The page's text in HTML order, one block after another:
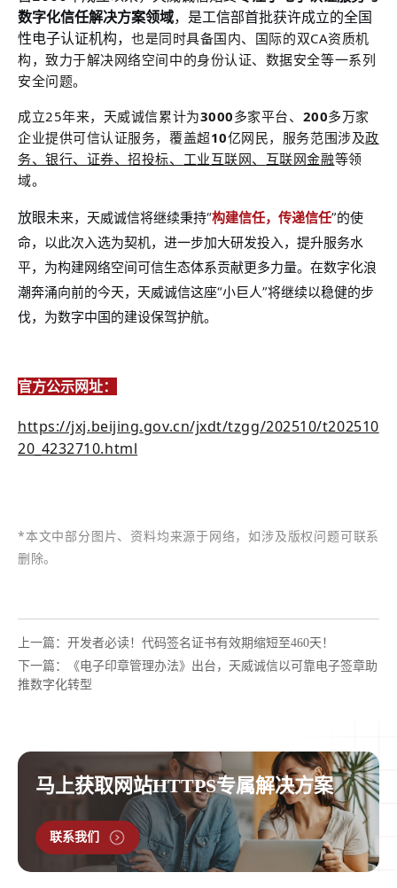
数字化信任解决方案领域，是工信部首批获许成立的全国
性电子认证机构， 也是同时具备国内、国际的双CA资质机
构，致力于解决网络空间中的身份认证、数据安全等一系列
安全问题。
成立25年来，天威诚信累计为3000多家平台、 200多万家
企业提供可信认证服务，覆盖超10亿网民， 服务范围涉及政
务、银行、证券、招投标、 工业互联网、 互联网金融等领
域。
放眼未来，天威诚信将继续秉持“构建信任，传递信任”的使
命，以此次入选为契机，进一步加大研发投入，提升服务水
平，为构建网络空间可信生态体系贡献更多力量。在数字化浪
潮奔涌向前的今天，天威诚信这座“小巨人”将继续以稳健的步
伐，为数字中国的建设保驾护航。
官方公示网址：
https://jxj.beijing.gov.cn/jxdt/tzgg/202510/t202510
20_4232710.html
*本文中部分图片、资料均来源于网络，如涉及版权问题可联系
删除。
上一篇：开发者必读！代码签名证书有效期缩短至460天！
下一篇：《电子印章管理办法》出台，天威诚信以可靠电子签章助
推数字化转型
马上获取网站HTTPS专属解决方案
联系我们